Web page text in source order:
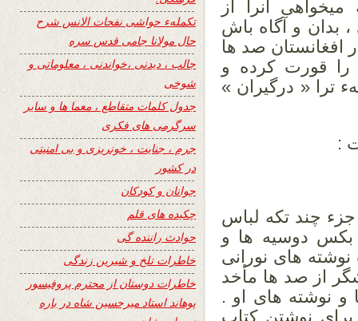
آنرا از
بدان و آگاه باش
صد ها
قورت کرده و
ترا « درگیران »
:
چند تکه لباس
بکس دوسیه ها و
های نورانی
از صد ها مأخد
و نوشته های او .
برای نوشتن کتاب
تکملهء حواشی نفحات الانس شرح
حال مولانا جامی قدس سره
جالب ، دیدنی ،خواندنی ، معلوماتی و
شوخی
جدول کلمات متقاطع ، معما ها و سایر
سرگرمی های فکری
جرم ، جنایت ، خونریزی و بی امنیتی
در کشور
جوانان و کودکان
چکیده های قلم
حوادث راننده گی
خاطرات تلخ و شیرین زندگی
خاطرات دوستان از محترم پروفیسور
پوهاند استاد میرحسین شاه در باره